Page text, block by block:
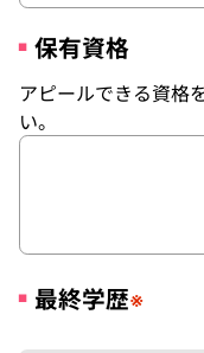
保有資格
アピールできる資格
い。
最終学歴※